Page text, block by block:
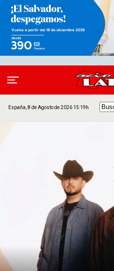
España, 8 de Agosto de 2026 15:19h